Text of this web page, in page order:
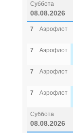
Суббота
08.08.2026
7 Аэрофлот
7 Аэрофлот
7 Аэрофлот
7 Аэрофлот
Суббота
08.08.2026